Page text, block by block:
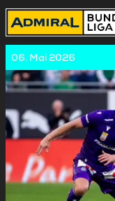
06. Mai 2026